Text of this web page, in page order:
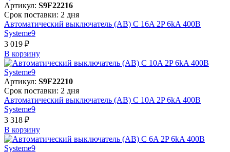
Артикул: S9F22216
Срок поставки: 2 дня
Автоматический выключатель (АВ) C 16A 2P 6kA 400В
Systeme9
3 019 ₽
В корзинy
Артикул: S9F22210
Срок поставки: 2 дня
Автоматический выключатель (АВ) C 10A 2P 6kA 400В
Systeme9
3 318 ₽
В корзинy